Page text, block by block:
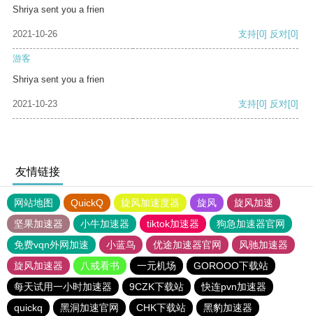
Shriya sent you a frien
2021-10-26 支持[0] 反对[0]
游客
Shriya sent you a frien
2021-10-23 支持[0] 反对[0]
友情链接
网站地图 QuickQ 旋风加速度器 旋风
旋风加速
坚果加速器
小牛加速器 tiktok加速器
狗急加速器官网
免费vqn外网加速
小蓝鸟 优途加速器官网
风驰加速器
旋风加速器
八戒看书 一元机场
GOROOO下载站
每天试用一小时加速器
9CZK下载站
快连pvn加速器
quickq
黑洞加速官网 CHK下载站 黑豹加速器